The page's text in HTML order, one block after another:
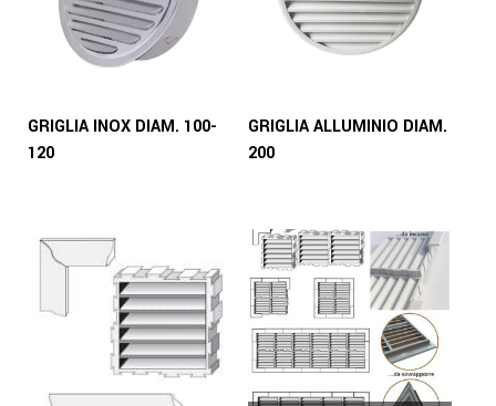
GRIGLIA INOX DIAM. 100-
120
GRIGLIA ALLUMINIO DIAM.
200